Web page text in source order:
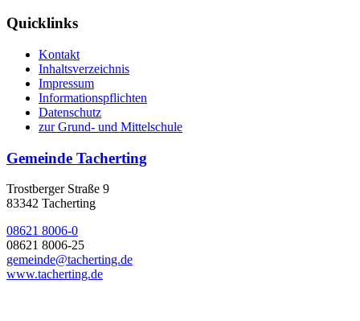
Quicklinks
Kontakt
Inhaltsverzeichnis
Impressum
Informationspflichten
Datenschutz
zur Grund- und Mittelschule
Gemeinde Tacherting
Trostberger Straße 9
83342 Tacherting
08621 8006-0
08621 8006-25
gemeinde@tacherting.de
www.tacherting.de